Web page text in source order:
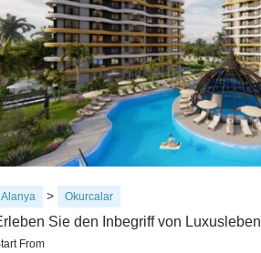
Alanya > Okurcalar
Sie den Inbegriff von Luxusleben
From